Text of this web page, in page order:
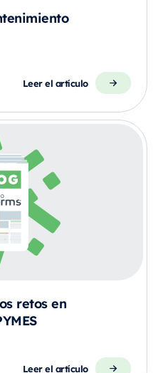
Leer el artículo
retos en
Leer el artículo